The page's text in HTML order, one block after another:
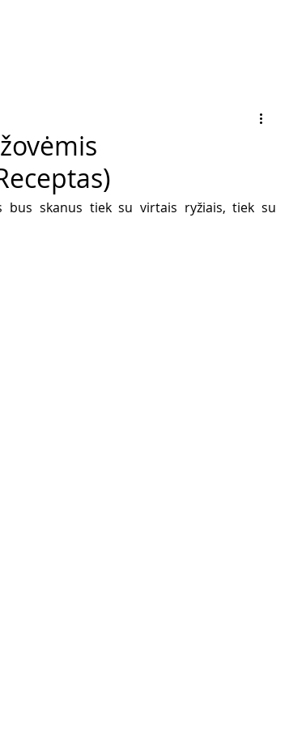
bus skanus tiek su virtais ryžiais, tiek su